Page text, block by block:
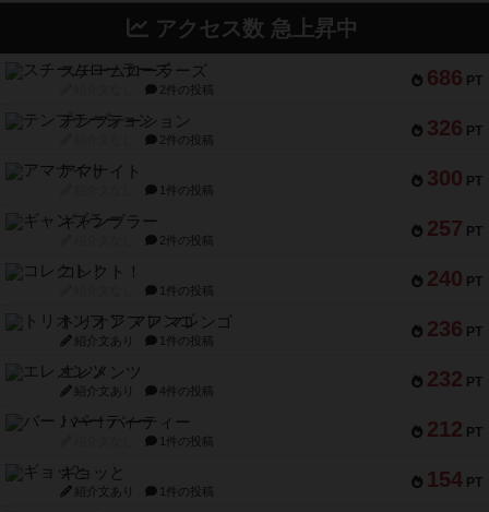
アクセス数 急上昇中
686 PT
スチームローラーズ
2件の投稿
326 PT
テンプテーション
2件の投稿
300 PT
アマナイト
1件の投稿
257 PT
ギャンブラー
2件の投稿
240 PT
コレクト！
1件の投稿
236 PT
トリオンフ ア マレンゴ
紹介文あり 1件の投稿
232 PT
エレメンツ
紹介文あり 4件の投稿
212 PT
バー！パーティー
1件の投稿
154 PT
ギョッと
紹介文あり 1件の投稿